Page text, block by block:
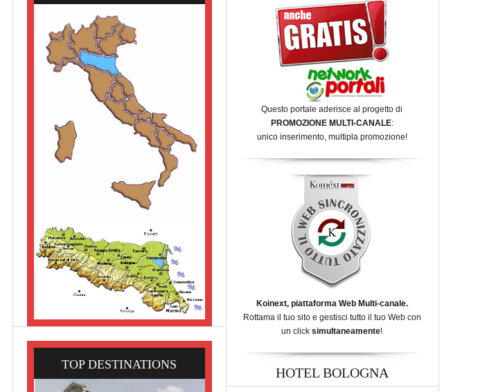
TOP DESTINATIONS
Questo portale aderisce al progetto di
PROMOZIONE MULTI-CANALE:
unico inserimento, multipla promozione!
Koinext, piattaforma Web Multi-canale.
Rottama il tuo sito e gestisci tutto il tuo Web con
un click simultaneamente!
HOTEL BOLOGNA